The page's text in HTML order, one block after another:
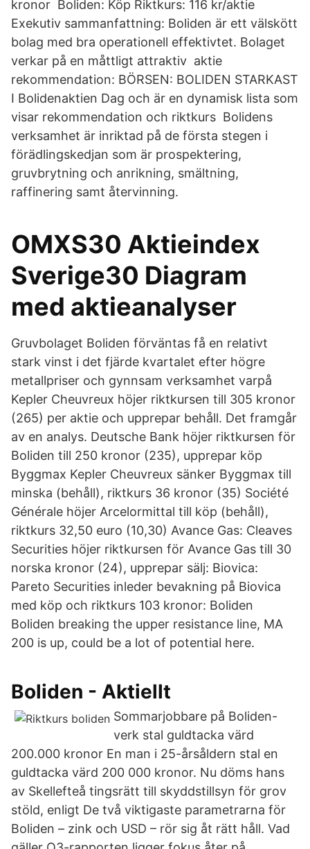
kronor Boliden: Köp Riktkurs: 116 kr/aktie
Exekutiv sammanfattning: Boliden är ett välskött
bolag med bra operationell effektivtet. Bolaget
verkar på en måttligt attraktiv aktie
rekommendation: BÖRSEN: BOLIDEN STARKAST
I Bolidenaktien Dag och är en dynamisk lista som
visar rekommendation och riktkurs Bolidens
verksamhet är inriktad på de första stegen i
förädlingskedjan som är prospektering,
gruvbrytning och anrikning, smältning,
raffinering samt återvinning.
OMXS30 Aktieindex
Sverige30 Diagram
med aktieanalyser
Gruvbolaget Boliden förväntas få en relativt
stark vinst i det fjärde kvartalet efter högre
metallpriser och gynnsam verksamhet varpå
Kepler Cheuvreux höjer riktkursen till 305 kronor
(265) per aktie och upprepar behåll. Det framgår
av en analys. Deutsche Bank höjer riktkursen för
Boliden till 250 kronor (235), upprepar köp
Byggmax Kepler Cheuvreux sänker Byggmax till
minska (behåll), riktkurs 36 kronor (35) Société
Générale höjer Arcelormittal till köp (behåll),
riktkurs 32,50 euro (10,30) Avance Gas: Cleaves
Securities höjer riktkursen för Avance Gas till 30
norska kronor (24), upprepar sälj: Biovica:
Pareto Securities inleder bevakning på Biovica
med köp och riktkurs 103 kronor: Boliden
Boliden breaking the upper resistance line, MA
200 is up, could be a lot of potential here.
Boliden - Aktiellt
Sommarjobbare på Boliden-
verk stal guldtacka värd
200.000 kronor En man i 25-årsåldern stal en
guldtacka värd 200 000 kronor. Nu döms hans
av Skellefteå tingsrätt till skyddstillsyn för grov
stöld, enligt De två viktigaste parametrarna för
Boliden – zink och USD – rör sig åt rätt håll. Vad